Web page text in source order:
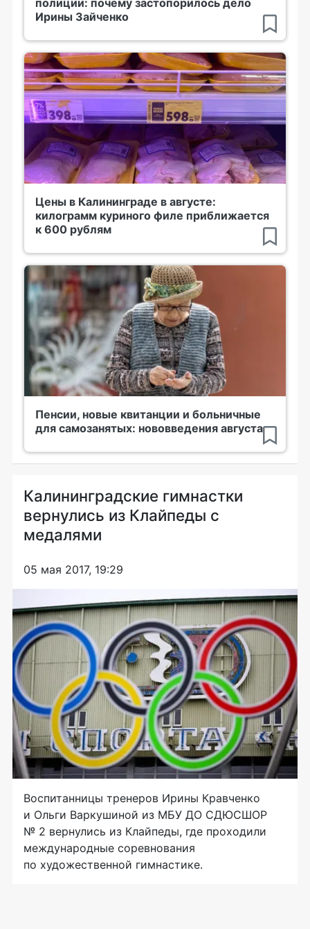
Ирины Зайченко
Цены в Калининграде в августе:
килограмм куриного филе приближается
к 600 рублям
Пенсии, новые квитанции и больничные
для самозанятых: нововведения августа
Калининградские гимнастки
вернулись из Клайпеды с
медалями
05 мая 2017, 19:29
Воспитанницы тренеров Ирины Кравченко
и Ольги Варкушиной из МБУ ДО СДЮСШОР
№ 2 вернулись из Клайпеды, где проходили
международные соревнования
по художественной гимнастике.